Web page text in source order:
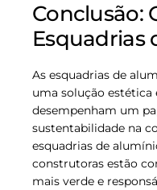
Conclusão:
Esquadrias
As esquadrias de
uma solução
desempenham um
sustentabilidade na
esquadrias de
construtoras estão
mais verde e